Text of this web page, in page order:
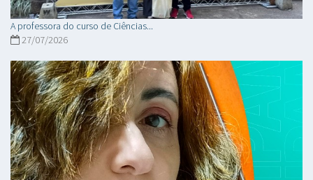
A professora do curso de Ciências...
27/07/2026